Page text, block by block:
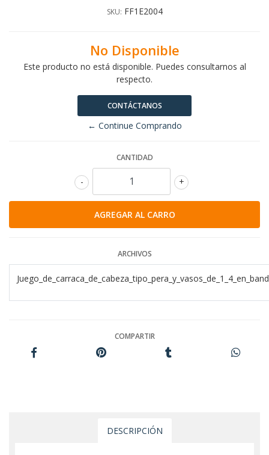
SKU: FF1E2004
No Disponible
Este producto no está disponible. Puedes consultarnos al
respecto.
CONTÁCTANOS
← Continue Comprando
CANTIDAD
+
-
ARCHIVOS
COMPARTIR
DESCRIPCIÓN